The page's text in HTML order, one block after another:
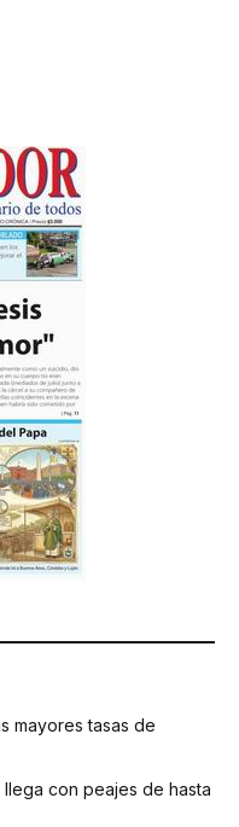
mayores tasas de
con peajes de hasta